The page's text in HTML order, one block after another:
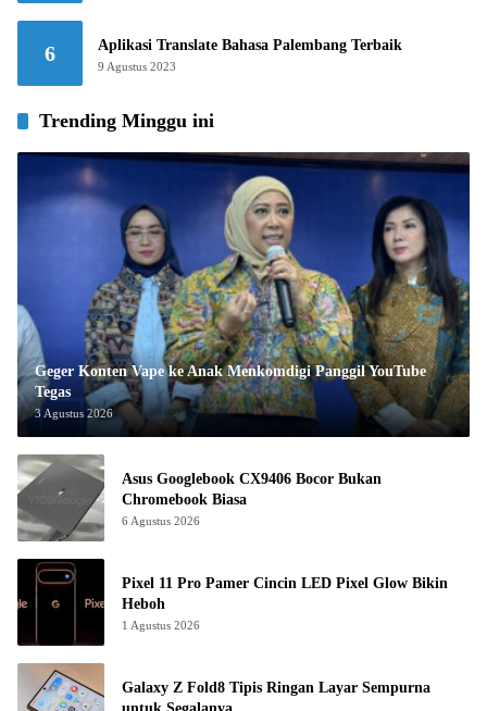
6 Aplikasi Translate Bahasa Palembang Terbaik
9 Agustus 2023
Trending Minggu ini
Geger Konten Vape ke Anak Menkomdigi Panggil YouTube
Tegas
3 Agustus 2026
Asus Googlebook CX9406 Bocor Bukan
Chromebook Biasa
6 Agustus 2026
Pixel 11 Pro Pamer Cincin LED Pixel Glow Bikin
Heboh
1 Agustus 2026
Galaxy Z Fold8 Tipis Ringan Layar Sempurna